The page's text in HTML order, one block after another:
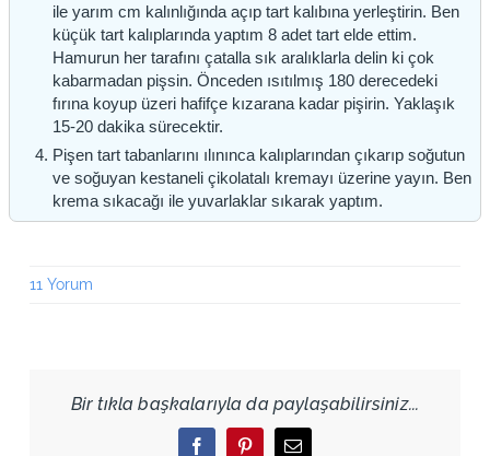
ile yarım cm kalınlığında açıp tart kalıbına yerleştirin. Ben
küçük tart kalıplarında yaptım 8 adet tart elde ettim.
Hamurun her tarafını çatalla sık aralıklarla delin ki çok
kabarmadan pişsin. Önceden ısıtılmış 180 derecedeki
fırına koyup üzeri hafifçe kızarana kadar pişirin. Yaklaşık
15-20 dakika sürecektir.
Pişen tart tabanlarını ılınınca kalıplarından çıkarıp soğutun
ve soğuyan kestaneli çikolatalı kremayı üzerine yayın. Ben
krema sıkacağı ile yuvarlaklar sıkarak yaptım.
11 Yorum
Bir tıkla başkalarıyla da paylaşabilirsiniz...